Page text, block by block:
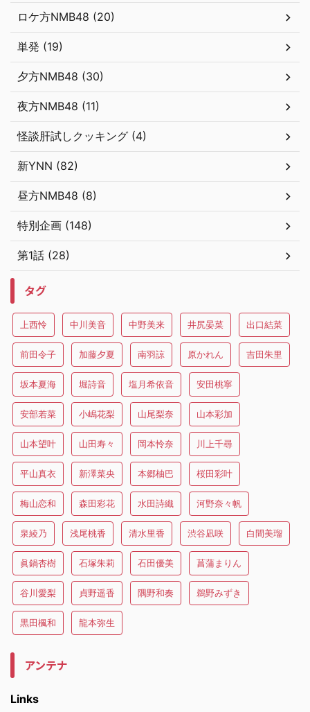
ロケ方NMB48 (20)
単発 (19)
夕方NMB48 (30)
夜方NMB48 (11)
怪談肝試しクッキング (4)
新YNN (82)
昼方NMB48 (8)
特別企画 (148)
第1話 (28)
タグ
上西怜 中川美音 中野美来 井尻晏菜 出口結菜
前田令子 加藤夕夏 南羽諒 原かれん 吉田朱里
坂本夏海 堀詩音 塩月希依音 安田桃寧
安部若菜 小嶋花梨 山尾梨奈 山本彩加
山本望叶 山田寿々 岡本怜奈 川上千尋
平山真衣 新澤菜央 本郷柚巴 桜田彩叶
梅山恋和 森田彩花 水田詩織 河野奈々帆
泉綾乃 浅尾桃香 清水里香 渋谷凪咲 白間美瑠
眞鍋杏樹 石塚朱莉 石田優美 菖蒲まりん
谷川愛梨 貞野遥香 隅野和奏 鵜野みずき
黒田楓和 龍本弥生
アンテナ
Links